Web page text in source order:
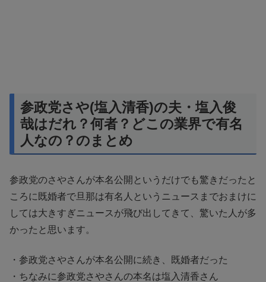
参政党さや(塩入清香)の夫・塩入俊
哉はだれ？何者？どこの業界で有名
人なの？のまとめ
参政党のさやさんが本名公開というだけでも驚きだったと
ころに既婚者で旦那は有名人というニュースまでおまけに
しては大きすぎニュースが飛び出してきて、驚いた人が多
かったと思います。
・参政党さやさんが本名公開に続き、既婚者だった
・ちなみに参政党さやさんの本名は塩入清香さん